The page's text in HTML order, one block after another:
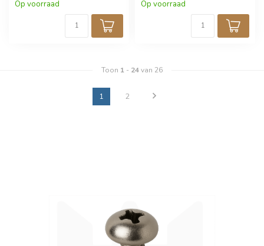
korting!
Op voorraad korting!
Op voorraad
Toon 1 - 24van 26
1 2